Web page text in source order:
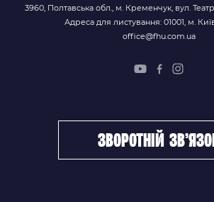
3960, Полтавська обл., м. Кременчук, вул.
Адреса для листування: 01001, м.
office@fhu.com.ua
зворотній